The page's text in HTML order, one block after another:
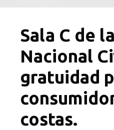
Sala C de
Nacional
gratuidad
costas.